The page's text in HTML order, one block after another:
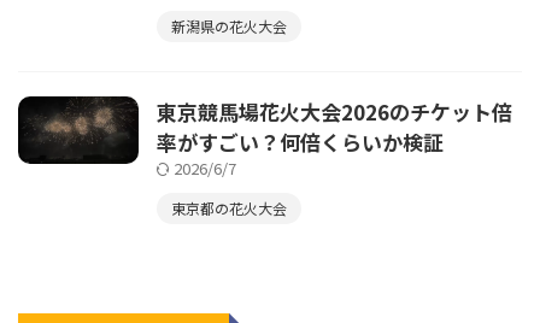
新潟県の花火大会
東京競馬場花火大会2026のチケット倍
率がすごい？何倍くらいか検証
2026/6/7
東京都の花火大会